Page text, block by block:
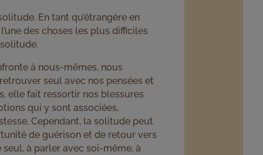
En tant qu’étrangère en
des choses les plus difficiles
à nous-mêmes, nous
seul avec nos pensées et
elle fait ressortir nos blessures
qui y sont associées,
Cependant, la solitude peut
de guérison et de retour vers
à parler avec soi-même, à